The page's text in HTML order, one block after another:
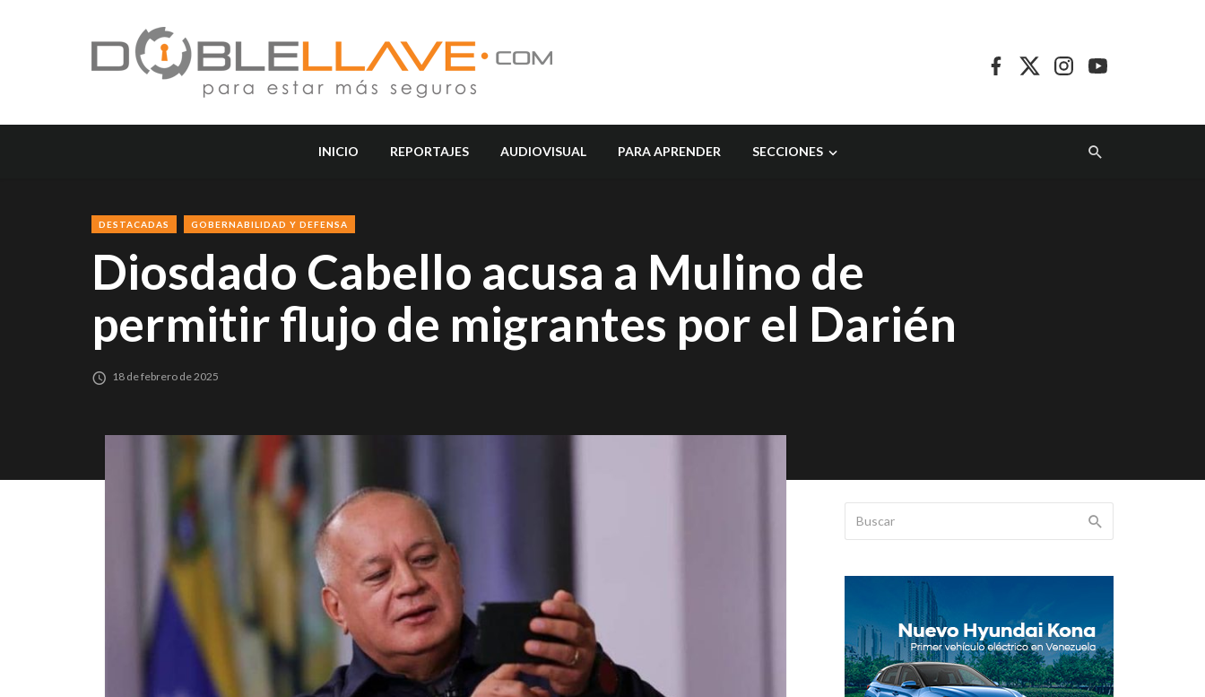
INICIO REPORTAJES AUDIOVISUAL PARA APRENDER SECCIONES
DESTACADAS GOBERNABILIDAD Y DEFENSA
Diosdado Cabello acusa a Mulino de
permitir flujo de migrantes por el Darién
18 de febrero de 2025